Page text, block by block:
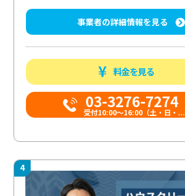
事業者の詳細情報を見る
料金を見る
03-3276-7274
受付10:00〜16:00（土・日・...
4